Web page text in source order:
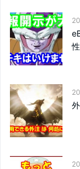
性